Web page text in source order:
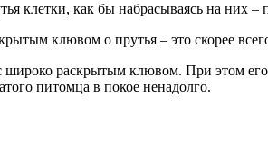
клетки, как бы набрасываясь на них
клювом о прутья – это скорее
широко раскрытым клювом. При этом
питомца в покое ненадолго.